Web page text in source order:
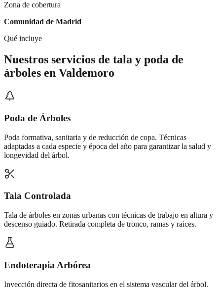
Zona de cobertura
Comunidad de Madrid
Qué incluye
Nuestros servicios de tala y poda de
árboles en Valdemoro
Poda de Árboles
Poda formativa, sanitaria y de reducción de copa. Técnicas
adaptadas a cada especie y época del año para garantizar la salud y
longevidad del árbol.
Tala Controlada
Tala de árboles en zonas urbanas con técnicas de trabajo en altura y
descenso guiado. Retirada completa de tronco, ramas y raíces.
Endoterapia Arbórea
Inyección directa de fitosanitarios en el sistema vascular del árbol.